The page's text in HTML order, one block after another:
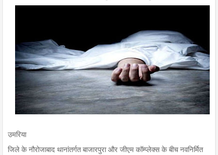
उमरिया
जिले के नौरोजाबाद थानांतर्गत बाजारपुरा और जीएम कॉम्प्लेक्स के बीच नवनिर्मित